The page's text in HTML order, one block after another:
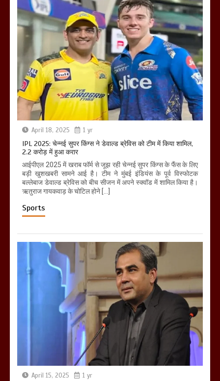
होलिका रखने पर लात मार कर होलिका को किया
तहस नहस,मोहल्ले वालों के साथ की गई गाली
गलोच ,कहा अगर रखी गई होली तो होगा खून
खराबा,
March 11, 2025
April 18, 2025 1 yr
IPL 2025: चेन्नई सुपर किंग्स ने डेवाल्ड ब्रेविस को टीम में किया शामिल,
2.2 करोड़ में हुआ करार
आईपीएल 2025 में खराब फॉर्म से जूझ रही चेन्नई सुपर किंग्स के फैंस के लिए
बड़ी खुशखबरी सामने आई है। टीम ने मुंबई इंडियंस के पूर्व विस्फोटक
बल्लेबाज डेवाल्ड ब्रेविस को बीच सीजन में अपने स्क्वॉड में शामिल किया है।
ऋतुराज गायकवाड़ के चोटिल होने […]
Sports
April 15, 2025 1 yr